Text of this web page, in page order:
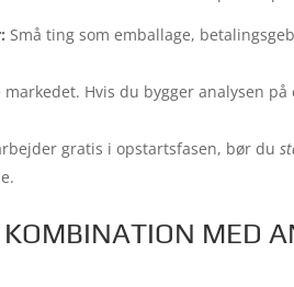
Små ting som emballage,
markedet. Hvis du bygger analysen
gratis i opstartsfasen, bør du
MED